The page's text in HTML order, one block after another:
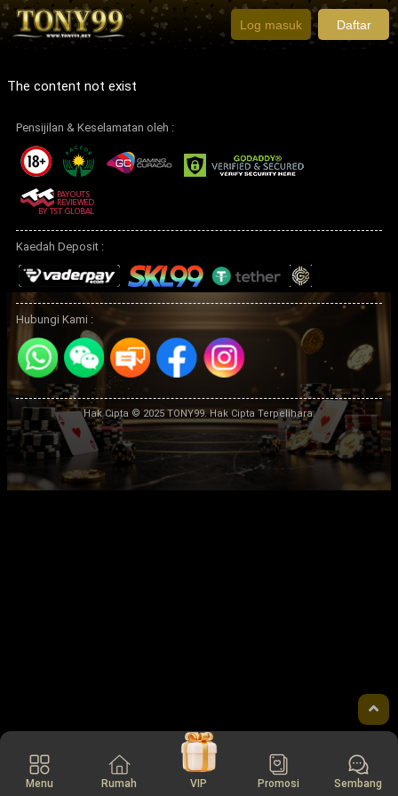
Log masuk Daftar
The content not exist
Pensijilan & Keselamatan oleh :
Kaedah Deposit :
Hubungi Kami :
Hak Cipta © 2025 TONY99. Hak Cipta Terpelihara.
Menu Rumah VIP Promosi Sembang